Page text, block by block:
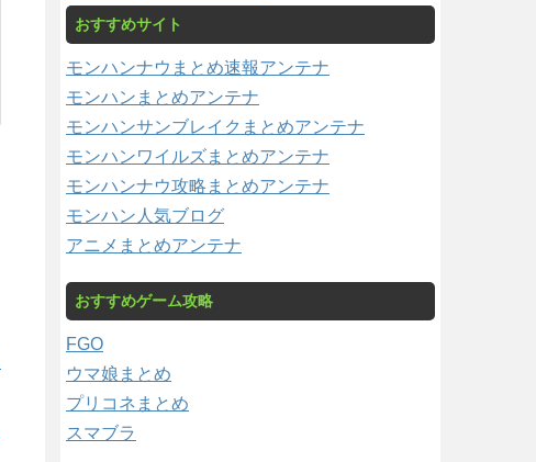
おすすめサイト
モンハンナウまとめ速報アンテナ
モンハンまとめアンテナ
モンハンサンブレイクまとめアンテナ
モンハンワイルズまとめアンテナ
モンハンナウ攻略まとめアンテナ
モンハン人気ブログ
アニメまとめアンテナ
おすすめゲーム攻略
FGO
ウマ娘まとめ
プリコネまとめ
スマブラ